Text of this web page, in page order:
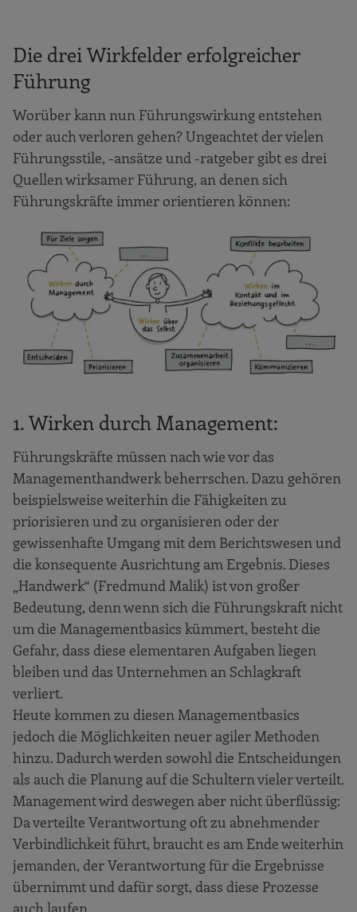
Die drei Wirkfelder erfolgreicher
Führung
Worüber kann nun Führungswirkung entstehen
oder auch verloren gehen? Ungeachtet der vielen
Führungsstile, -ansätze und -ratgeber gibt es drei
Quellen wirksamer Führung, an denen sich
Führungskräfte immer orientieren können:
1. Wirken durch Management:
Führungskräfte müssen nach wie vor das
Managementhandwerk beherrschen. Dazu gehören
beispielsweise weiterhin die Fähigkeiten zu
priorisieren und zu organisieren oder der
gewissenhafte Umgang mit dem Berichtswesen und
die konsequente Ausrichtung am Ergebnis. Dieses
„Handwerk“ (Fredmund Malik) ist von großer
Bedeutung, denn wenn sich die Führungskraft nicht
um die Managementbasics kümmert, besteht die
Gefahr, dass diese elementaren Aufgaben liegen
bleiben und das Unternehmen an Schlagkraft
verliert.
Heute kommen zu diesen Managementbasics
jedoch die Möglichkeiten neuer agiler Methoden
hinzu. Dadurch werden sowohl die Entscheidungen
als auch die Planung auf die Schultern vieler verteilt.
Management wird deswegen aber nicht überflüssig:
Da verteilte Verantwortung oft zu abnehmender
Verbindlichkeit führt, braucht es am Ende weiterhin
jemanden, der Verantwortung für die Ergebnisse
übernimmt und dafür sorgt, dass diese Prozesse
auch laufen.